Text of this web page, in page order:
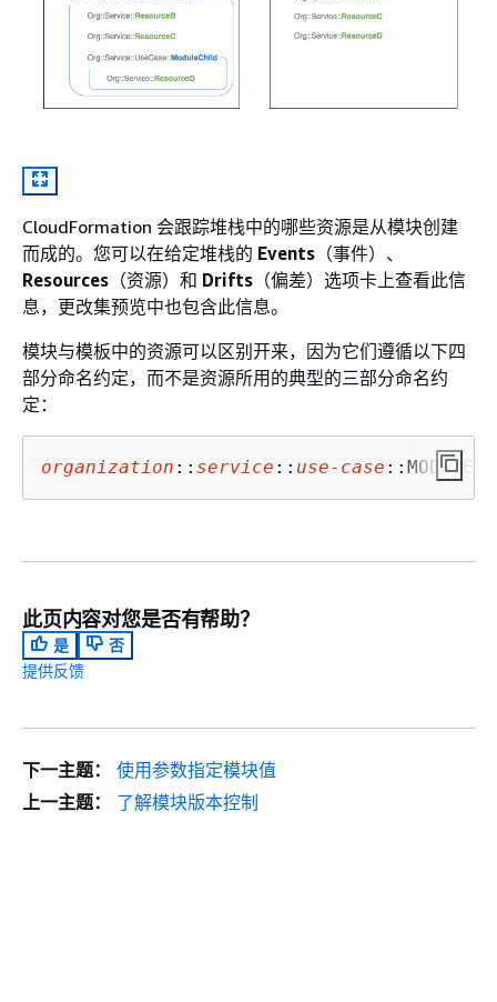
CloudFormation 会跟踪堆栈中的哪些资源是从模块创建
而成的。您可以在给定堆栈的 Events （事件）、
Resources （资源）和 Drifts （偏差）选项卡上查看此信
息，更改集预览中也包含此信息。
模块与模板中的资源可以区别开来，因为它们遵循以下四
部分命名约定，而不是资源所用的典型的三部分命名约
定：
organization :: service :: use- case ::MODULE
此页内容对您是否有帮助？
是
否
提供反馈
下一主题：
使用参数指定模块值
上一主题：
了解模块版本控制